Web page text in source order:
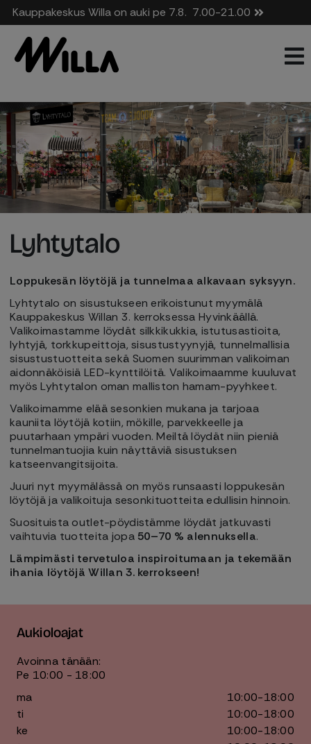
Kauppakeskus Willa on auki pe 7.8. 7.00-21.00
Lyhtytalo
Loppukesän löytöjä ja tunnelmaa alkavaan syksyyn.
Lyhtytalo on sisustukseen erikoistunut myymälä
Kauppakeskus Willan 3. kerroksessa Hyvinkäällä.
Valikoimastamme löydät silkkikukkia, istutusastioita,
lyhtyjä, torkkupeittoja, sisustustyynyjä, tunnelmallisia
sisustustuotteita sekä Suomen suurimman valikoiman
aidonnäköisiä LED-kynttilöitä. Valikoimaamme kuuluvat
myös Lyhtytalon oman malliston hamam-pyyhkeet.
Valikoimamme elää sesonkien mukana ja tarjoaa
kauniita löytöjä kotiin, mökille, parvekkeelle ja
puutarhaan ympäri vuoden. Meiltä löydät niin pieniä
tunnelmantuojia kuin näyttäviä sisustuksen
katseenvangitsijoita.
Juuri nyt myymälässä on myös runsaasti loppukesän
löytöjä ja valikoituja sesonkituotteita edullisin hinnoin.
Suosituista outlet-pöydistämme löydät jatkuvasti
vaihtuvia tuotteita jopa 50–70 % alennuksella.
Lämpimästi tervetuloa inspiroitumaan ja tekemään
ihania löytöjä Willan 3. kerrokseen!
Aukioloajat
Avoinna tänään:
Pe 10:00 - 18:00
ma
10:00-18:00
ti
10:00-18:00
ke
10:00-18:00